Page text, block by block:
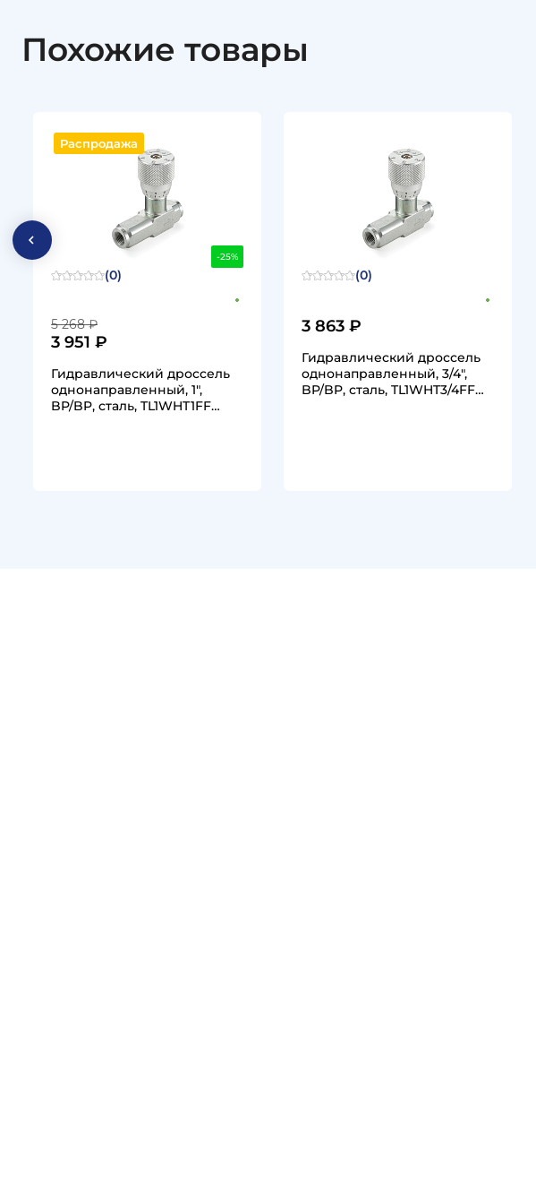
Похожие товары
-25%
Распродажа
(0)
5 268 ₽
3 951 ₽
Гидравлический дроссель
однонаправленный, 1",
BP/BP, сталь, TL1WHT1FF
(0)
3 863 ₽
Гидравлический дроссель
однонаправленный, 3/4",
BP/BP, сталь, TL1WHT3/4FF